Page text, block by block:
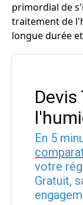
primordial de
traitement de
longue durée
En 5
votre
Gratuit,